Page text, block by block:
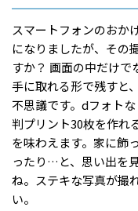
スマートフォンのおか
になりましたが、その
すか？ 画面の中だけで
手に取れる形で残すと
不思議です。dフォト
判プリント30枚を作れ
を味わえます。家に飾
ったり…と、思い出を
ね。ステキな写真が撮
い。